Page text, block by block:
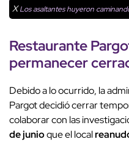
XLos asaltantes huyeron
Restaurante
permanecer
Debido a lo ocurrido, la
Pargot decidió cerrar
colaborar con las
de junioque el local